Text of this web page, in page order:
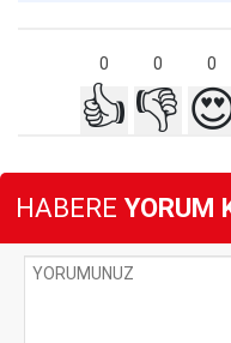
0 0 0
👍 👎
HABERE YORUM